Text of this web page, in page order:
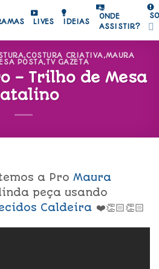
LIVES IDEIAS
ONDE
ASSISTIR?
,COSTURA CRIATIVA,MAURA
POSTA,TV GAZETA
– Trilho de Mesa
a Pro Maura
peça usando
Caldeira ❤️👏🏻👏🏻